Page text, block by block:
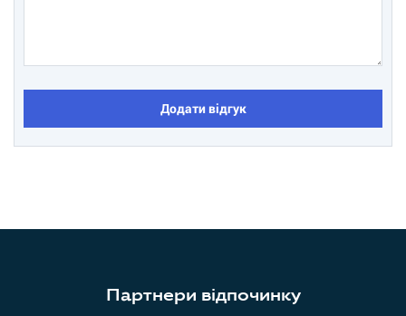
Додати відгук
Партнери відпочинку